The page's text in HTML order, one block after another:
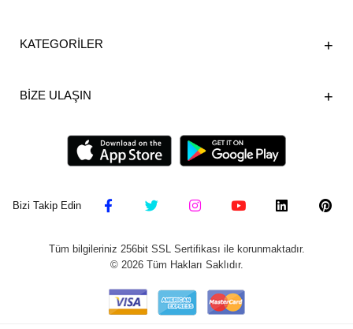
KATEGORİLER
BİZE ULAŞIN
Bizi Takip Edin
Tüm bilgileriniz 256bit SSL Sertifikası ile korunmaktadır.
© 2026Tüm Hakları Saklıdır.